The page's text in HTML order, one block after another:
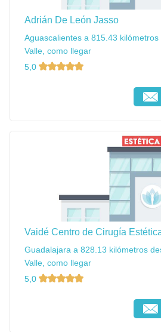
Adrián De León Jasso
Aguascalientes a 815.43
Valle, como llegar
5,0
Vaidé Centro de Cirugía
Guadalajara a 828.13 kilómetros
Valle, como llegar
5,0